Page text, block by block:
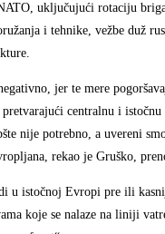
uključujući rotaciju
i tehnike, vežbe duž
jer te mere
pretvarajući centralnu i
nije potrebno, a uvereni
rekao je Gruško,
u istočnoj Evropi pre ili
koje se nalaze na liniji